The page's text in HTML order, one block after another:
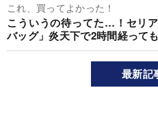
これ、買ってよかった！
こういうの待ってた…！セリ
バッグ」炎天下で2時間経って
最新記